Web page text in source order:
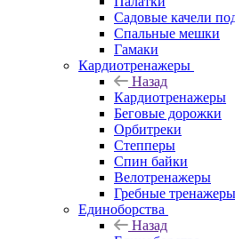
Садовые качели
Спальные мешки
Гамаки
Кардиотренажеры
Назад
Кардиотренажеры
Беговые дорожки
Орбитреки
Степперы
Спин байки
Велотренажеры
Гребные тренажеры
Единоборства
Назад